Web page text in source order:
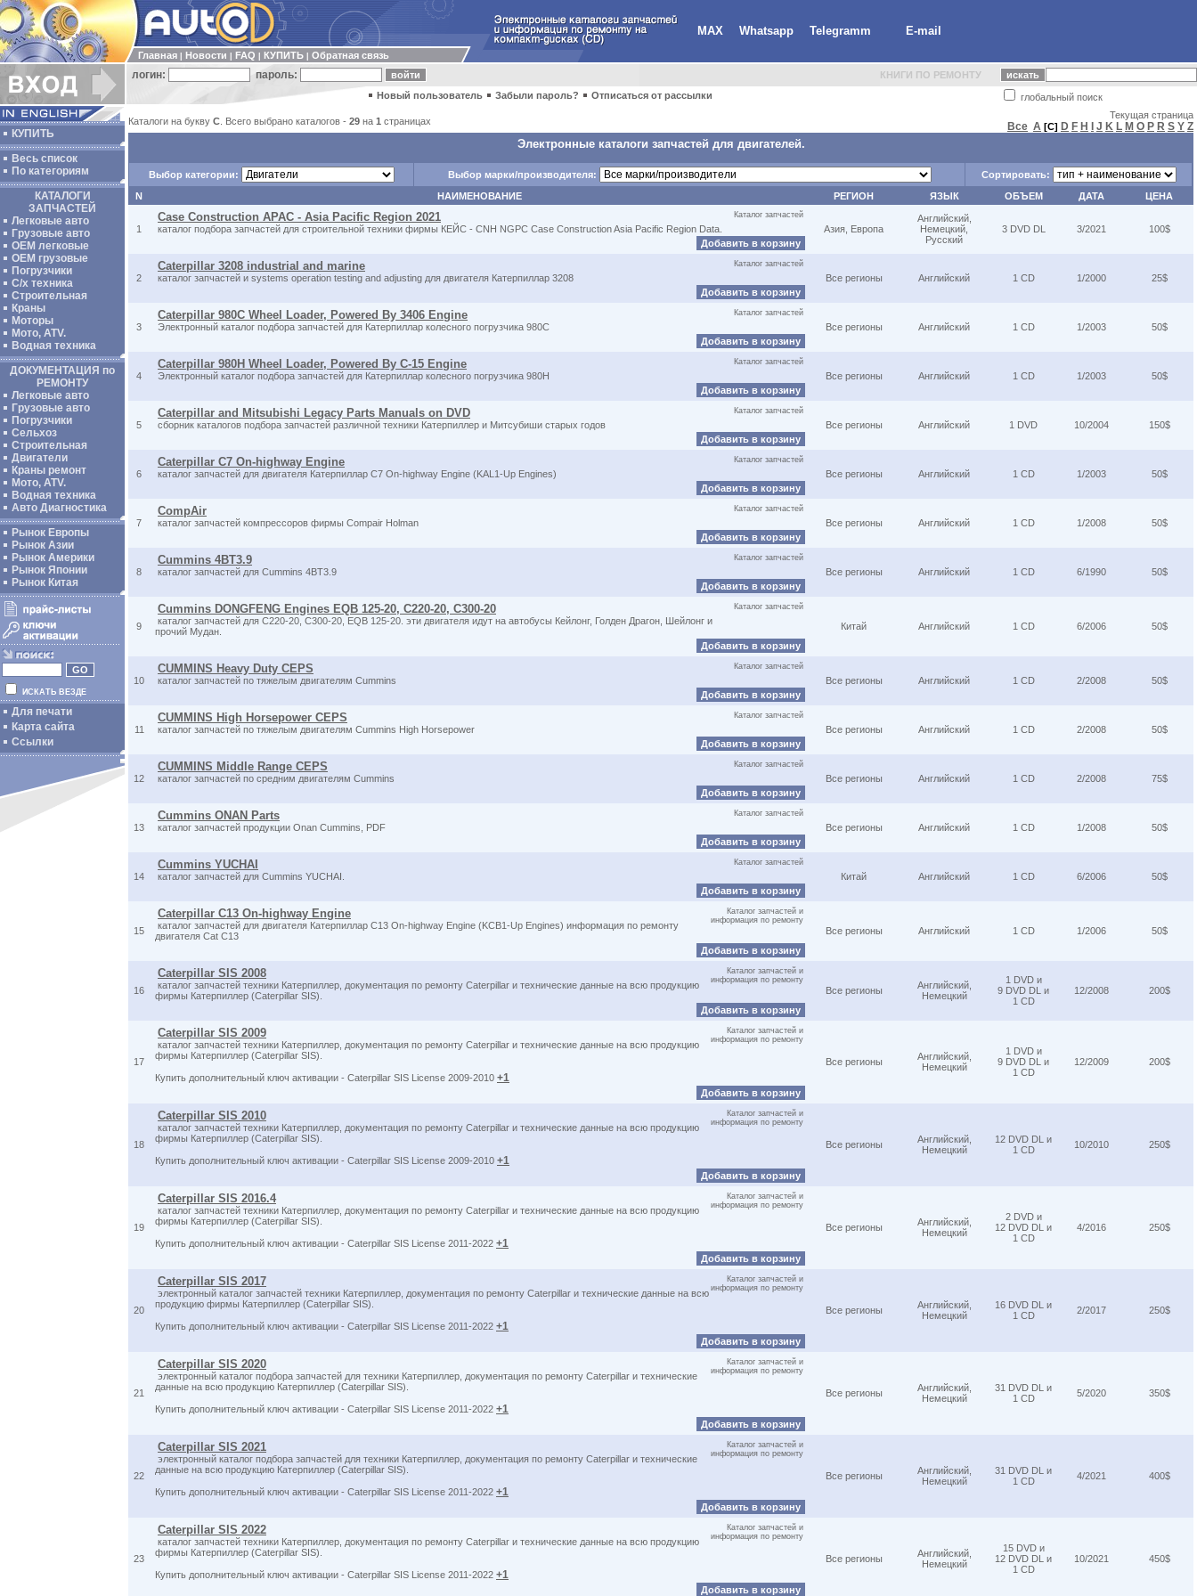
MAX Whatsapp Telegramm E-mail
Главная Новости FAQ КУПИТЬ Обратная связь
логин: пароль: КНИГИ ПО РЕМОНТУ
глобальный поиск
Новый пользователь Забыли пароль? Отписаться от рассылки
КУПИТЬ
Весь список
По категориям
КАТАЛОГИ
ЗАПЧАСТЕЙ
Легковые авто
Грузовые авто
ОЕМ легковые
OEM грузовые
Погрузчики
С/х техника
Строительная
Краны
Моторы
Мото, ATV.
Водная техника
ДОКУМЕНТАЦИЯ по
РЕМОНТУ
Легковые авто
Грузовые авто
Погрузчики
Сельхоз
Строительная
Двигатели
Краны ремонт
Мото, ATV.
Водная техника
Авто Диагностика
Рынок Европы
Рынок Азии
Рынок Америки
Рынок Японии
Рынок Китая
ИСКАТЬ ВЕЗДЕ
Для печати
Карта сайта
Ссылки
Каталоги на букву C . Всего выбрано каталогов - 29 на 1 страницах
Текущая страница
Все A [C] D F H J K L M O P R S Y Z
Электронные каталоги запчастей для двигателей.
Выбор категории: Выбор марки/производителя:
Сортировать:
N
НАИМЕНОВАНИЕ РЕГИОН ЯЗЫК ОБЪЕМ ДАТА ЦЕНА
1
Case Construction APAC - Asia Pacific Region 2021
каталог подбора запчастей для строительной техники фирмы КЕЙС - CNH NGPC Case Construction Asia Pacific Region Data.
Каталог запчастей
Добавить в корзину
Азия, Европа
Английский,
Немецкий,
Русский
3 DVD DL 3/2021 100$
2
Caterpillar 3208 industrial and marine
каталог запчастей и systems operation testing and adjusting для двигателя Катерпиллар 3208
Каталог запчастей
Добавить в корзину
Все регионы Английский 1 CD 1/2000 25$
3
Caterpillar 980C Wheel Loader, Powered By 3406 Engine
Электронный каталог подбора запчастей для Катерпиллар колесного погрузчика 980C
Каталог запчастей
Добавить в корзину
Все регионы Английский 1 CD 1/2003 50$
4
Caterpillar 980H Wheel Loader, Powered By C-15 Engine
Электронный каталог подбора запчастей для Катерпиллар колесного погрузчика 980H
Каталог запчастей
Добавить в корзину
Все регионы Английский 1 CD 1/2003 50$
5
Caterpillar and Mitsubishi Legacy Parts Manuals on DVD
сборник каталогов подбора запчастей различной техники Катерпиллер и Митсубиши старых годов
Каталог запчастей
Добавить в корзину
Все регионы Английский 1 DVD 10/2004 150$
6
Caterpillar C7 On-highway Engine
каталог запчастей для двигателя Катерпиллар C7 On-highway Engine (KAL1-Up Engines)
Каталог запчастей
Добавить в корзину
Все регионы Английский 1 CD 1/2003 50$
7
CompAir
каталог запчастей компрессоров фирмы Compair Holman
Каталог запчастей
Добавить в корзину
Все регионы Английский 1 CD 1/2008 50$
8
Cummins 4BT3.9
каталог запчастей для Cummins 4BT3.9
Каталог запчастей
Добавить в корзину
Все регионы Английский 1 CD 6/1990 50$
9
Cummins DONGFENG Engines EQB 125-20, C220-20, C300-20
каталог запчастей для С220-20, С300-20, EQB 125-20. эти двигателя идут на автобусы Кейлонг, Голден Драгон, Шейлонг и
прочий Мудан.
Каталог запчастей
Добавить в корзину
Китай Английский 1 CD 6/2006 50$
10
CUMMINS Heavy Duty CEPS
каталог запчастей по тяжелым двигателям Cummins
Каталог запчастей
Добавить в корзину
Все регионы Английский 1 CD 2/2008 50$
11
CUMMINS High Horsepower CEPS
каталог запчастей по тяжелым двигателям Cummins High Horsepower
Каталог запчастей
Добавить в корзину
Все регионы Английский 1 CD 2/2008 50$
12
CUMMINS Middle Range CEPS
каталог запчастей по средним двигателям Cummins
Каталог запчастей
Добавить в корзину
Все регионы Английский 1 CD 2/2008 75$
13
Cummins ONAN Parts
каталог запчастей продукции Onan Cummins, PDF
Каталог запчастей
Добавить в корзину
Все регионы Английский 1 CD 1/2008 50$
14
Cummins YUCHAI
каталог запчастей для Cummins YUCHAI.
Каталог запчастей
Добавить в корзину
Китай Английский 1 CD 6/2006 50$
15
Caterpillar C13 On-highway Engine
каталог запчастей для двигателя Катерпиллар C13 On-highway Engine (KCB1-Up Engines) информация по ремонту
двигателя Cat C13
Каталог запчастей и
информация по ремонту
Добавить в корзину
Все регионы Английский 1 CD 1/2006 50$
16
Caterpillar SIS 2008
каталог запчастей техники Катерпиллер, документация по ремонту Caterpillar и технические данные на всю продукцию
фирмы Катерпиллер (Caterpillar SIS).
Каталог запчастей и
информация по ремонту
Добавить в корзину
Все регионы
Английский,
Немецкий
1 DVD и
9 DVD DL и
1 CD
12/2008 200$
17
Caterpillar SIS 2009
каталог запчастей техники Катерпиллер, документация по ремонту Caterpillar и технические данные на всю продукцию
фирмы Катерпиллер (Caterpillar SIS).
Купить дополнительный ключ активации - Caterpillar SIS License 2009-2010 +1
Каталог запчастей и
информация по ремонту
Добавить в корзину
Все регионы
Английский,
Немецкий
1 DVD и
9 DVD DL и
1 CD
12/2009 200$
18
Caterpillar SIS 2010
каталог запчастей техники Катерпиллер, документация по ремонту Caterpillar и технические данные на всю продукцию
фирмы Катерпиллер (Caterpillar SIS).
Купить дополнительный ключ активации - Caterpillar SIS License 2009-2010 +1
Каталог запчастей и
информация по ремонту
Добавить в корзину
Все регионы
Английский,
Немецкий
12 DVD DL и
1 CD
10/2010 250$
19
Caterpillar SIS 2016.4
каталог запчастей техники Катерпиллер, документация по ремонту Caterpillar и технические данные на всю продукцию
фирмы Катерпиллер (Caterpillar SIS).
Купить дополнительный ключ активации - Caterpillar SIS License 2011-2022 +1
Каталог запчастей и
информация по ремонту
Добавить в корзину
Все регионы
Английский,
Немецкий
2 DVD и
12 DVD DL и
1 CD
4/2016 250$
20
Caterpillar SIS 2017
электронный каталог запчастей техники Катерпиллер, документация по ремонту Caterpillar и технические данные на всю
продукцию фирмы Катерпиллер (Caterpillar SIS).
Купить дополнительный ключ активации - Caterpillar SIS License 2011-2022 +1
Каталог запчастей и
информация по ремонту
Добавить в корзину
Все регионы
Английский,
Немецкий
16 DVD DL и
1 CD
2/2017 250$
21
Caterpillar SIS 2020
электронный каталог подбора запчастей для техники Катерпиллер, документация по ремонту Caterpillar и технические
данные на всю продукцию Катерпиллер (Caterpillar SIS).
Купить дополнительный ключ активации - Caterpillar SIS License 2011-2022 +1
Каталог запчастей и
информация по ремонту
Добавить в корзину
Все регионы
Английский,
Немецкий
31 DVD DL и
1 CD
5/2020 350$
22
Caterpillar SIS 2021
электронный каталог подбора запчастей для техники Катерпиллер, документация по ремонту Caterpillar и технические
данные на всю продукцию Катерпиллер (Caterpillar SIS).
Купить дополнительный ключ активации - Caterpillar SIS License 2011-2022 +1
Каталог запчастей и
информация по ремонту
Добавить в корзину
Все регионы
Английский,
Немецкий
31 DVD DL и
1 CD
4/2021 400$
23
Caterpillar SIS 2022
каталог запчастей техники Катерпиллер, документация по ремонту Caterpillar и технические данные на всю продукцию
фирмы Катерпиллер (Caterpillar SIS).
Купить дополнительный ключ активации - Caterpillar SIS License 2011-2022 +1
Каталог запчастей и
информация по ремонту
Добавить в корзину
Все регионы
Английский,
Немецкий
15 DVD и
12 DVD DL и
1 CD
10/2021 450$